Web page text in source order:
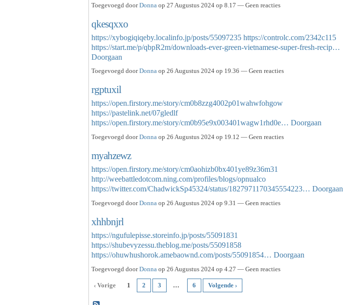
Toegevoegd doorDonna op 27 Augustus 2024 op 8.17 — Geen reacties
qkesqxxo
https://xybogiqiqeby.localinfo.jp/posts/55097235 https://controlc.com/2342c115
https://start.me/p/qbpR2m/downloads-ever-green-vietnamese-super-fresh-recip…
Doorgaan
Toegevoegd doorDonna op 26 Augustus 2024 op 19.36 — Geen reacties
rgptuxil
https://open.firstory.me/story/cm0b8zzg4002p01wahwfohgow
https://pastelink.net/07gledlf
https://open.firstory.me/story/cm0b95e9x003401wagw1rhd0e… Doorgaan
Toegevoegd doorDonna op 26 Augustus 2024 op 19.12 — Geen reacties
myahzewz
https://open.firstory.me/story/cm0aohizb0bx401ye89z36m31
http://weebattledotcom.ning.com/profiles/blogs/opnualco
https://twitter.com/ChadwickSp45324/status/1827971170345554223… Doorgaan
Toegevoegd doorDonna op 26 Augustus 2024 op 9.31 — Geen reacties
xhhbnjrl
https://ngufulepisse.storeinfo.jp/posts/55091831
https://shubevyzessu.theblog.me/posts/55091858
https://ohuwhushorok.amebaownd.com/posts/55091854… Doorgaan
Toegevoegd doorDonna op 26 Augustus 2024 op 4.27 — Geen reacties
‹ Vorige 1 2 3 … 6 Volgende ›